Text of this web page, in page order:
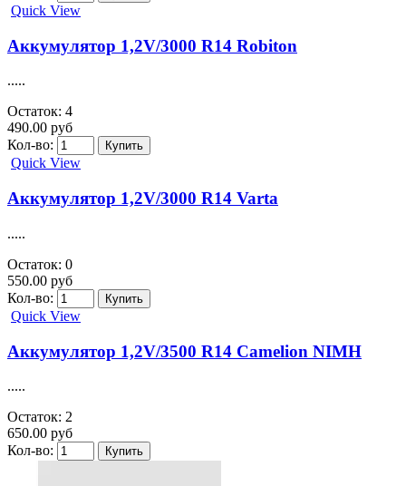
Quick View
Аккумулятор 1,2V/3000 R14 Robiton
.....
Остаток: 4
490.00 руб
Кол-во:
Quick View
Аккумулятор 1,2V/3000 R14 Varta
.....
Остаток: 0
550.00 руб
Кол-во:
Quick View
Аккумулятор 1,2V/3500 R14 Camelion NIMH
.....
Остаток: 2
650.00 руб
Кол-во: